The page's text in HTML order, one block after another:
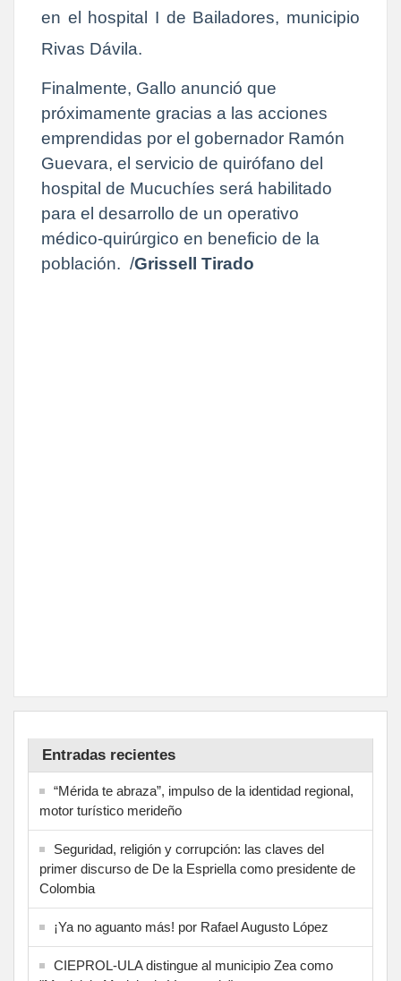
en el hospital I de Bailadores, municipio
Rivas Dávila.
Finalmente, Gallo anunció que
próximamente gracias a las acciones
emprendidas por el gobernador Ramón
Guevara, el servicio de quirófano del
hospital de Mucuchíes será habilitado
para el desarrollo de un operativo
médico-quirúrgico en beneficio de la
población. /Grissell Tirado
Entradas recientes
“Mérida te abraza”, impulso de la identidad regional,
motor turístico merideño
Seguridad, religión y corrupción: las claves del
primer discurso de De la Espriella como presidente de
Colombia
¡Ya no aguanto más! por Rafael Augusto López
CIEPROL-ULA distingue al municipio Zea como